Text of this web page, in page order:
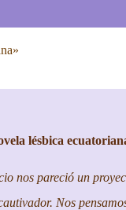
lésbica
nos pareció un
Nos